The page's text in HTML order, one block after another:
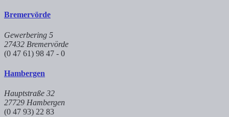
Bremervörde
Gewerbering 5
27432 Bremervörde
(0 47 61) 98 47 - 0
Hambergen
Hauptstraße 32
27729 Hambergen
(0 47 93) 22 83